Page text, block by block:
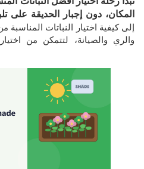
i
g
a
المكان، دون إجبار الحديقة على
إلى كيفية اختيار النباتات المناسبة
والري والصيانة، لتتمكن من